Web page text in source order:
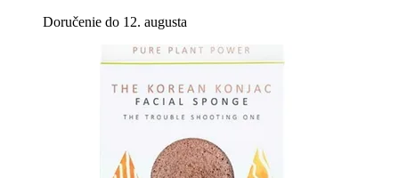
Doručenie do 12. augusta